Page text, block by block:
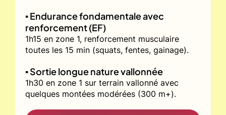
▪️ Endurance fondamentale avec
renforcement (EF)
1h15 en zone 1, renforcement musculaire
toutes les 15 min (squats, fentes, gainage).
▪️ Sortie longue nature vallonnée
1h30 en zone 1 sur terrain vallonné avec
quelques montées modérées (300 m+).